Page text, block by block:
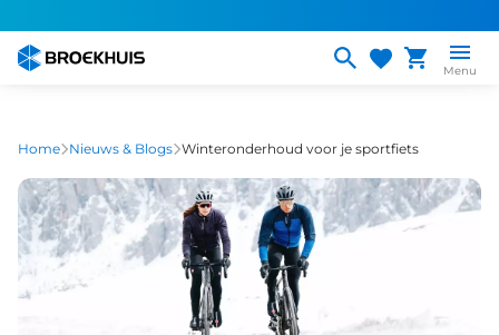
naar
gaan
Menu
Home Nieuws & Blogs Winteronderhoud voor je sportfiets